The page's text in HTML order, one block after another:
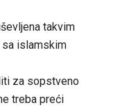
takvim
sa islamskim
za sopstveno
treba preći